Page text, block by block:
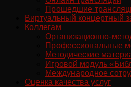
Прошедшие
Виртуальный концертный
Коллегам
Организационно-
Профессиональные
Методические
Игровой модуль
Международное
Оценка качества услуг